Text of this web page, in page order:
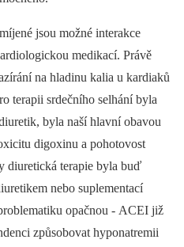
jsou možné interakce
medikací. Právě
na hladinu kalia u kardiaků
terapii srdečního selhání byla
byla naší hlavní obavou
digoxinu a pohotovost
diuretická terapie byla buď
nebo suplementací
opačnou -⁠ ACEI již
způsobovat hyponatremii